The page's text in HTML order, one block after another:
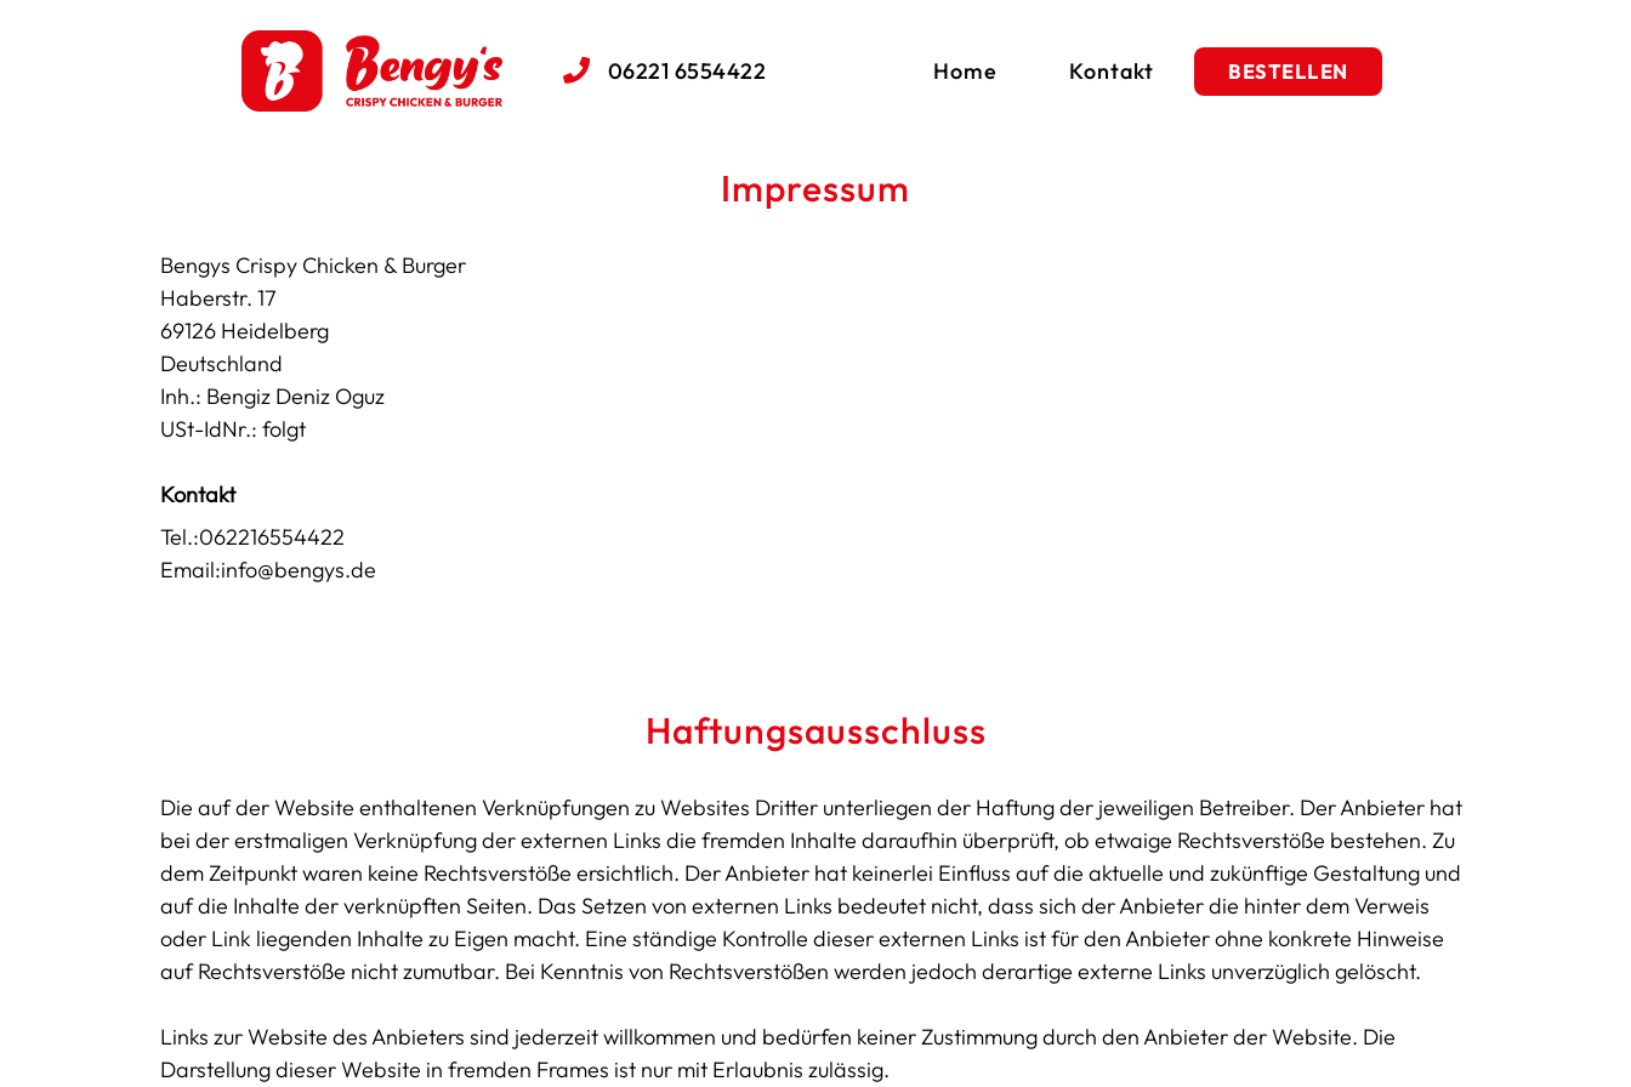
BESTELLEN
Home Kontakt
06221 6554422
Impressum
Bengys Crispy Chicken & Burger
Haberstr. 17
69126 Heidelberg
Deutschland
Inh.: Bengiz Deniz Oguz
USt-IdNr.: folgt
Kontakt
Tel.:062216554422
Email:info@bengys.de
Haftungsausschluss
Die auf der Website enthaltenen Verknüpfungen zu Websites Dritter unterliegen der Haftung der jeweiligen Betreiber. Der Anbieter hat
bei der erstmaligen Verknüpfung der externen Links die fremden Inhalte daraufhin überprüft, ob etwaige Rechtsverstöße bestehen. Zu
dem Zeitpunkt waren keine Rechtsverstöße ersichtlich. Der Anbieter hat keinerlei Einfluss auf die aktuelle und zukünftige Gestaltung und
auf die Inhalte der verknüpften Seiten. Das Setzen von externen Links bedeutet nicht, dass sich der Anbieter die hinter dem Verweis
oder Link liegenden Inhalte zu Eigen macht. Eine ständige Kontrolle dieser externen Links ist für den Anbieter ohne konkrete Hinweise
auf Rechtsverstöße nicht zumutbar. Bei Kenntnis von Rechtsverstößen werden jedoch derartige externe Links unverzüglich gelöscht.
Links zur Website des Anbieters sind jederzeit willkommen und bedürfen keiner Zustimmung durch den Anbieter der Website. Die
Darstellung dieser Website in fremden Frames ist nur mit Erlaubnis zulässig.